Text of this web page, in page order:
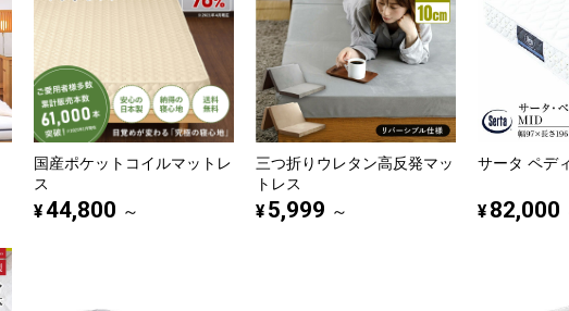
国産ポケットコイルマットレ
ス
¥44,800 ～
三つ折りウレタン高反発マッ
トレス
¥ 5,999 ～
サータ ペデ
¥ 82,000